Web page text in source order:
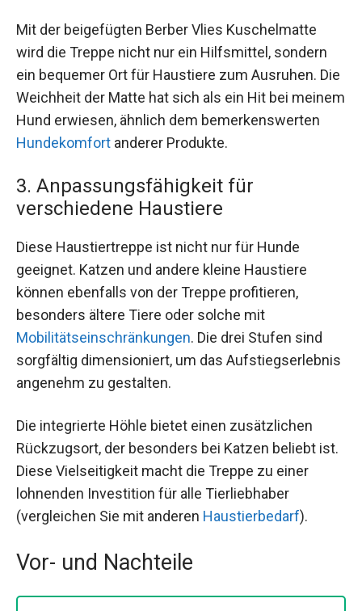
Mit der beigefügten Berber Vlies Kuschelmatte
wird die Treppe nicht nur ein Hilfsmittel, sondern
ein bequemer Ort für Haustiere zum Ausruhen. Die
Weichheit der Matte hat sich als ein Hit bei meinem
Hund erwiesen, ähnlich dem bemerkenswerten
Hundekomfort anderer Produkte.
3. Anpassungsfähigkeit für
verschiedene Haustiere
Diese Haustiertreppe ist nicht nur für Hunde
geeignet. Katzen und andere kleine Haustiere
können ebenfalls von der Treppe profitieren,
besonders ältere Tiere oder solche mit
Mobilitätseinschränkungen. Die drei Stufen sind
sorgfältig dimensioniert, um das Aufstiegserlebnis
angenehm zu gestalten.
Die integrierte Höhle bietet einen zusätzlichen
Rückzugsort, der besonders bei Katzen beliebt ist.
Diese Vielseitigkeit macht die Treppe zu einer
lohnenden Investition für alle Tierliebhaber
(vergleichen Sie mit anderen Haustierbedarf).
Vor- und Nachteile